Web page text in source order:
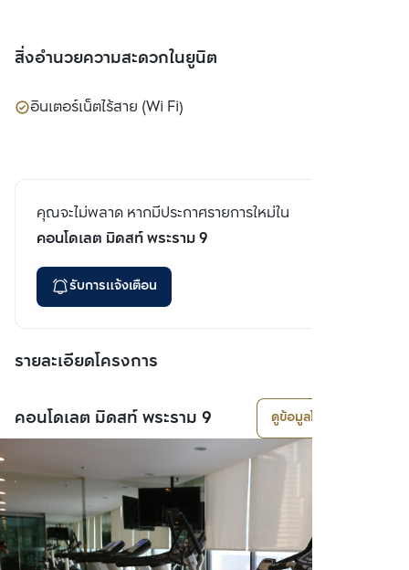
สิ่งอำนวยความสะดวกในยูนิต
อินเตอร์เน็ตไร้สาย (Wi Fi)
คุณจะไม่พลาด หากมีประกาศรายการใหม่ใน
คอนโดเลต มิดสท์ พระราม 9
รับการแจ้งเตือน
รายละเอียดโครงการ
คอนโดเลต มิดสท์ พระราม 9 ดูข้อมูลโครงการ